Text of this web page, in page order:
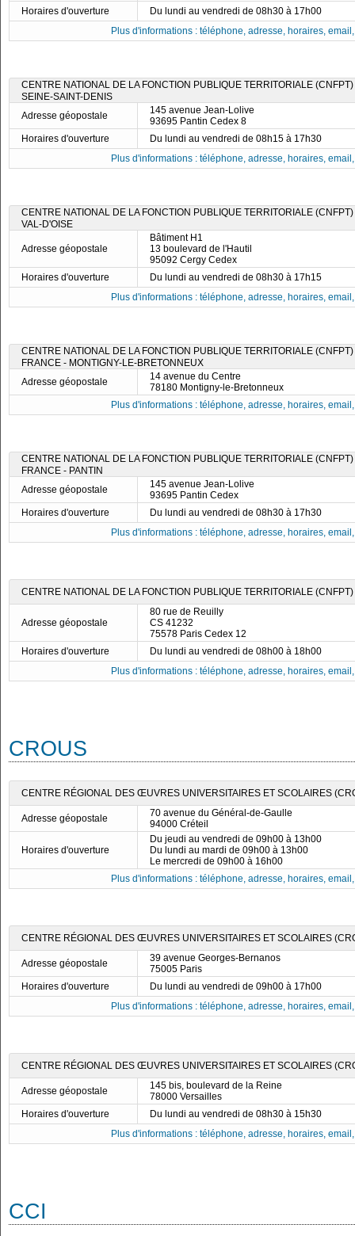
Horaires d'ouverture
Du lundi au vendredi de 08h30 à 17h00
Plus d'informations : téléphone, adresse, horaires,
CENTRE NATIONAL DE LA FONCTION PUBLIQUE TERRITORIALE
SEINE-SAINT-DENIS
Adresse géopostale
145 avenue Jean-Lolive
93695 Pantin Cedex 8
Horaires d'ouverture
Du lundi au vendredi de 08h15 à 17h30
Plus d'informations : téléphone, adresse, horaires,
CENTRE NATIONAL DE LA FONCTION PUBLIQUE TERRITORIALE
VAL-D'OISE
Adresse géopostale
Bâtiment H1
13 boulevard de l'Hautil
95092 Cergy Cedex
Horaires d'ouverture
Du lundi au vendredi de 08h30 à 17h15
Plus d'informations : téléphone, adresse, horaires,
CENTRE NATIONAL DE LA FONCTION PUBLIQUE TERRITORIALE
FRANCE - MONTIGNY-LE-BRETONNEUX
Adresse géopostale
14 avenue du Centre
78180 Montigny-le-Bretonneux
Plus d'informations : téléphone, adresse, horaires,
CENTRE NATIONAL DE LA FONCTION PUBLIQUE TERRITORIALE
FRANCE - PANTIN
Adresse géopostale
145 avenue Jean-Lolive
93695 Pantin Cedex
Horaires d'ouverture
Du lundi au vendredi de 08h30 à 17h30
Plus d'informations : téléphone, adresse, horaires,
CENTRE NATIONAL DE LA FONCTION PUBLIQUE TERRITORIALE
Adresse géopostale
80 rue de Reuilly
CS 41232
75578 Paris Cedex 12
Horaires d'ouverture
Du lundi au vendredi de 08h00 à 18h00
Plus d'informations : téléphone, adresse, horaires,
CROUS
CENTRE RÉGIONAL DES ŒUVRES UNIVERSITAIRES ET SCOLAIRES
Adresse géopostale
70 avenue du Général-de-Gaulle
94000 Créteil
Horaires d'ouverture
Du jeudi au vendredi de 09h00 à 13h00
Du lundi au mardi de 09h00 à 13h00
Le mercredi de 09h00 à 16h00
Plus d'informations : téléphone, adresse, horaires,
CENTRE RÉGIONAL DES ŒUVRES UNIVERSITAIRES ET SCOLAIRES
Adresse géopostale
39 avenue Georges-Bernanos
75005 Paris
Horaires d'ouverture
Du lundi au vendredi de 09h00 à 17h00
Plus d'informations : téléphone, adresse, horaires,
CENTRE RÉGIONAL DES ŒUVRES UNIVERSITAIRES ET SCOLAIRES
Adresse géopostale
145 bis, boulevard de la Reine
78000 Versailles
Horaires d'ouverture
Du lundi au vendredi de 08h30 à 15h30
Plus d'informations : téléphone, adresse, horaires,
CCI